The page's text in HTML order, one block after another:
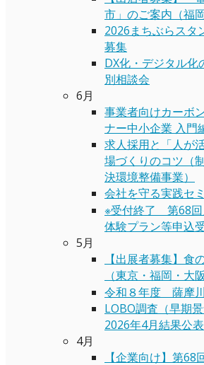
市」のご案内（福岡
2026まちぶらスタ
募集
DX化・デジタル化
別相談会
6月
事業者向けカーボ
ナー中小企業 入
求人採用と「人が
場づくりのコツ（
決環境整備事業）
会社を守る実践セ
※受付終了 第68
体験プラン等申込
5月
【出展者募集】食
（東京・福岡・大阪
令和８年度 薩摩
LOBO調査（早期
2026年4月結果公表
4月
【企業向け】第68